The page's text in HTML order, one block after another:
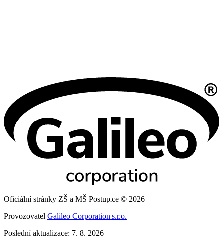
Oficiální stránky ZŠ a MŠ Postupice © 2026
Provozovatel Galileo Corporation s.r.o.
Poslední aktualizace: 7. 8. 2026